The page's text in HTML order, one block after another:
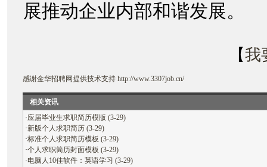
展推动企业内部和谐发展。
【我
感谢金华招聘网提供技术支持 http://www.3307job.cn/
相关资讯
·应届毕业生求职简历模版 (3-29)
·新版个人求职简历 (3-29)
·标准个人求职简历模板 (3-29)
·个人求职简历封面模板 (3-29)
·电脑人10佳软件：英语学习 (3-29)